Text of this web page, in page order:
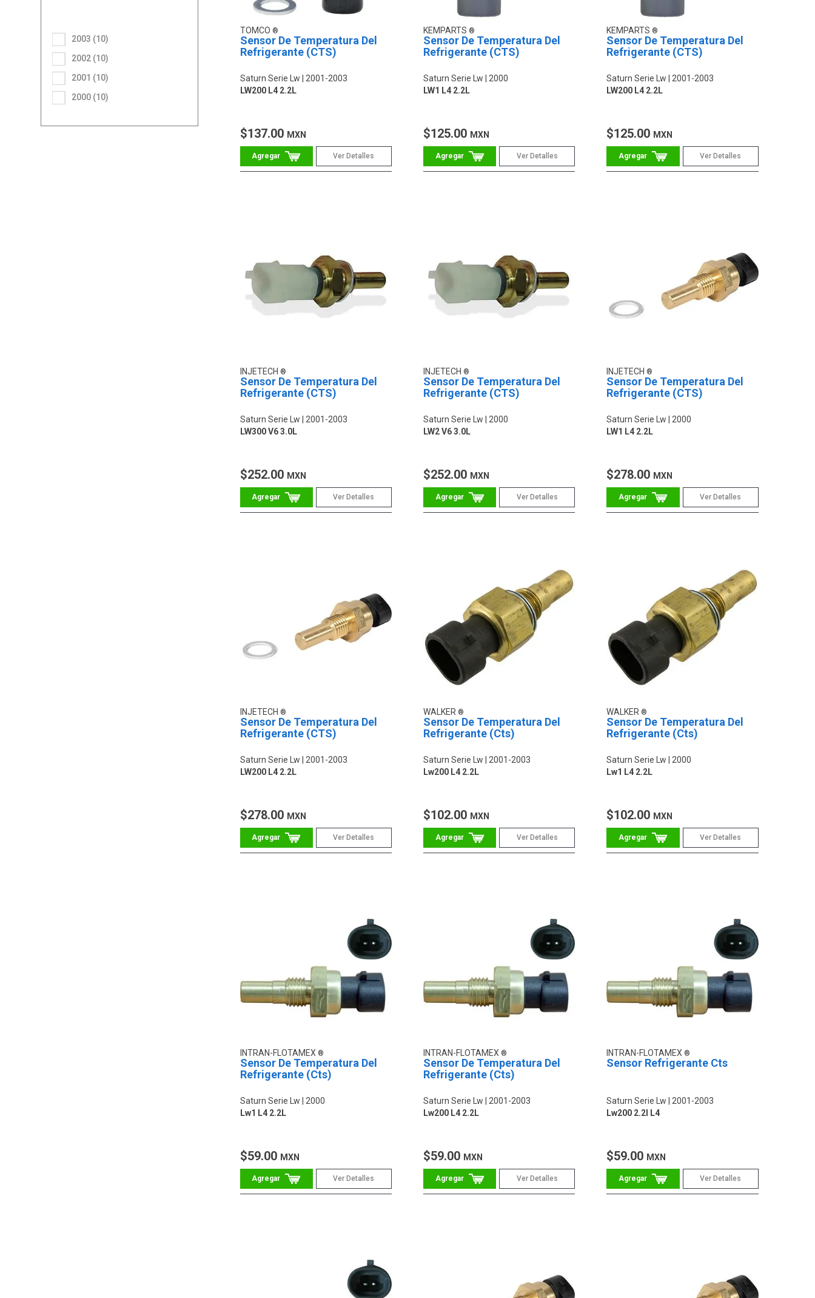
2000 (10)
2001 (10)
2002 (10)
2003 (10)
TOMCO
Sensor De Temperatura Del
Refrigerante (CTS)
Saturn Serie Lw
2001-2003
LW200 L4 2.2L
$137.00 MXN
Ver Detalles
KEMPARTS
Sensor De Temperatura Del
Refrigerante (CTS)
Saturn Serie Lw
2000
LW1 L4 2.2L
$125.00 MXN
Ver Detalles
KEMPARTS
Sensor De Temperatura Del
Refrigerante (CTS)
Saturn Serie Lw
2001-2003
LW200 L4 2.2L
$125.00 MXN
Ver Detalles
INJETECH
Sensor De Temperatura Del
Refrigerante (CTS)
Saturn Serie Lw
2001-2003
LW300 V6 3.0L
$252.00 MXN
Ver Detalles
INJETECH
Sensor De Temperatura Del
Refrigerante (CTS)
Saturn Serie Lw
2000
LW2 V6 3.0L
$252.00 MXN
Ver Detalles
INJETECH
Sensor De Temperatura Del
Refrigerante (CTS)
Saturn Serie Lw
2000
LW1 L4 2.2L
$278.00 MXN
Ver Detalles
INJETECH
Sensor De Temperatura Del
Refrigerante (CTS)
Saturn Serie Lw
2001-2003
LW200 L4 2.2L
$278.00 MXN
Ver Detalles
WALKER
Sensor De Temperatura Del
Refrigerante (Cts)
Saturn Serie Lw
2001-2003
Lw200 L4 2.2L
$102.00 MXN
Ver Detalles
WALKER
Sensor De Temperatura Del
Refrigerante (Cts)
Saturn Serie Lw
2000
Lw1 L4 2.2L
$102.00 MXN
Ver Detalles
INTRAN-FLOTAMEX
Sensor De Temperatura Del
Refrigerante (Cts)
Saturn Serie Lw
2000
Lw1 L4 2.2L
$59.00 MXN
Ver Detalles
INTRAN-FLOTAMEX
Sensor De Temperatura Del
Refrigerante (Cts)
Saturn Serie Lw
2001-2003
Lw200 L4 2.2L
$59.00 MXN
Ver Detalles
INTRAN-FLOTAMEX
Sensor Refrigerante Cts
Saturn Serie Lw
2001-2003
Lw200 2.2l L4
$59.00 MXN
Ver Detalles